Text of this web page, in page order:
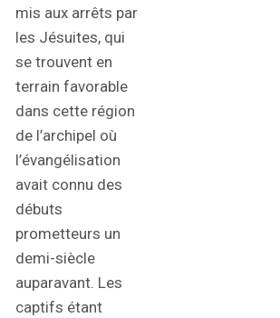
mis aux arrêts par
les Jésuites, qui
se trouvent en
terrain favorable
dans cette région
de l’archipel où
l’évangélisation
avait connu des
débuts
prometteurs un
demi-siècle
auparavant. Les
captifs étant